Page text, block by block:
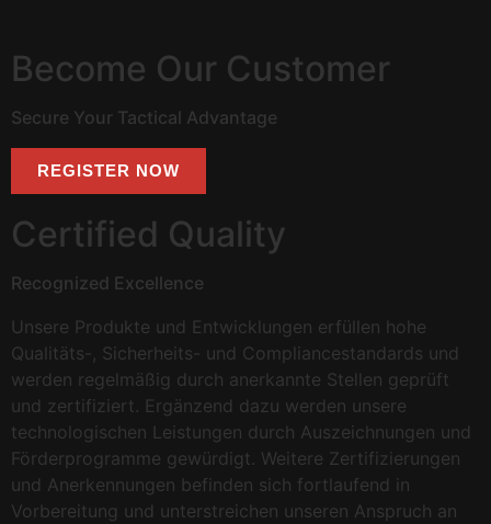
Become Our Customer
Secure Your Tactical Advantage
REGISTER NOW
Certified Quality
Recognized Excellence
Unsere Produkte und Entwicklungen erfüllen hohe
Qualitäts-, Sicherheits- und Compliancestandards und
werden regelmäßig durch anerkannte Stellen geprüft
und zertifiziert. Ergänzend dazu werden unsere
technologischen Leistungen durch Auszeichnungen und
Förderprogramme gewürdigt. Weitere Zertifizierungen
und Anerkennungen befinden sich fortlaufend in
Vorbereitung und unterstreichen unseren Anspruch an